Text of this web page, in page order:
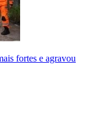
fortes e agravou